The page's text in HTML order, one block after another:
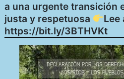
a una urgente transición
justa y respetuosa
Lee
https://bit.ly/3BTHVKt